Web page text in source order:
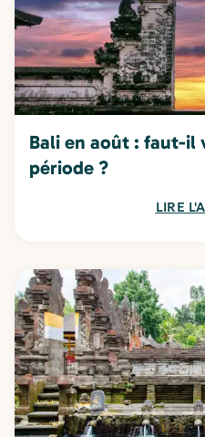
Bali en août : faut-il
période ?
LIRE